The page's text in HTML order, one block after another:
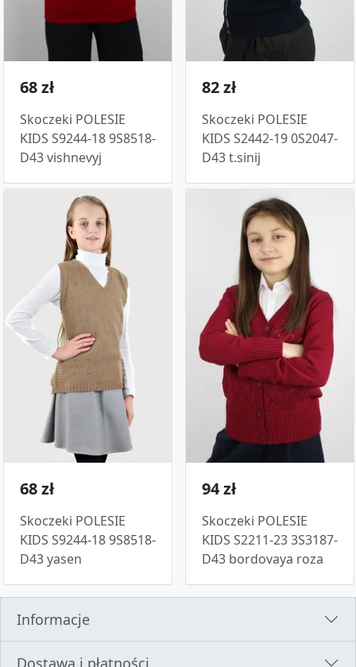
68 zł
Skoczeki POLESIE
KIDS S9244-18 9S8518-
D43 vishnevyj
82 zł
Skoczeki POLESIE
KIDS S2442-19 0S2047-
D43 t.sinij
68 zł
Skoczeki POLESIE
KIDS S9244-18 9S8518-
D43 yasen
94 zł
Skoczeki POLESIE
KIDS S2211-23 3S3187-
D43 bordovaya roza
Informacje
Dostawa i płatności